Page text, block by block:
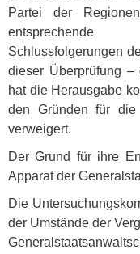
Partei der
entsprechende
Schlussfolgerungen
dieser Überprüfung –
hat die Herausgabe
den Gründen für die
verweigert.
Der Grund für ihre
Apparat der
Die
der Umstände der